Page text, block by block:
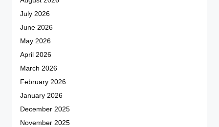
July 2026
June 2026
May 2026
April 2026
March 2026
February 2026
January 2026
December 2025
November 2025